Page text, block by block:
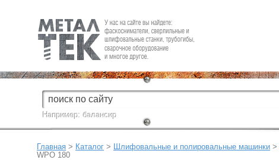
Fein — Профессиональный электроинструмент для обработки
металла.
Например:балансир
Главная > Каталог > Шлифовальные и полировальные машинки >
WPO 180